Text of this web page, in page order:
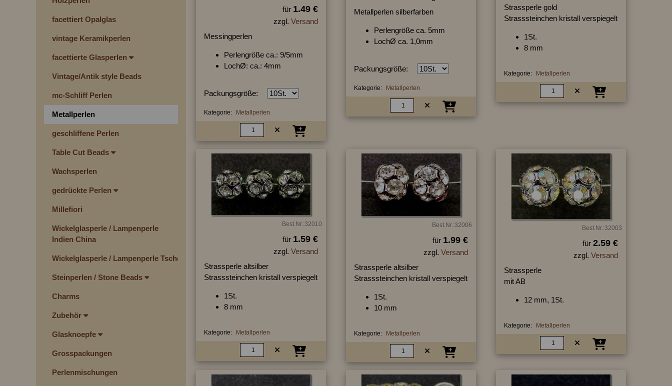
facettiert Opalglas
vintage Keramikperlen
facettierte Glasperlen
Vintage/Antik style Beads
mc-Schliff Perlen
Metallperlen
geschliffene Perlen
Table Cut Beads
Wachsperlen
gedrückte Perlen
Millefiori
Wickelglasperle / Lampenperle
Indien China
Wickelglasperle / Lampenperle Tschechien
Steinperlen / Stone Beads
Charms
Zubehör
Glasknoepfe
Grosspackungen
Perlenmischungen
für 1.49 €
zzgl. Versand
Messingperlen
Perlengröße ca.: 9/5mm
LochØ: ca.: 4mm
Packungsgröße:
Kategorie: Metallperlen
Metallperlen silberfarben
Perlengröße ca. 5mm
LochØ ca. 1,0mm
Packungsgröße:
Kategorie: Metallperlen
Strassperle gold
Strasssteinchen kristall verspiegelt
1St.
8 mm
Kategorie: Metallperlen
Best.Nr.:32010
für 1.59 €
zzgl. Versand
Strassperle altsilber
Strasssteinchen kristall verspiegelt
1St.
8 mm
Kategorie: Metallperlen
Best.Nr.:32006
für 1.99 €
zzgl. Versand
Strassperle altsilber
Strasssteinchen kristall verspiegelt
1St.
10 mm
Kategorie: Metallperlen
Best.Nr.:32003
für 2.59 €
zzgl. Versand
Strassperle
mit AB
12 mm, 1St.
Kategorie: Metallperlen